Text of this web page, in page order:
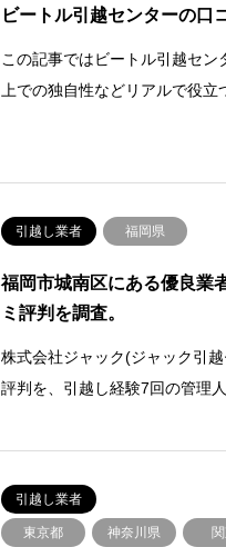
ビートル引越センターの口
この記事ではビートル引越セ
上での独自性などリアルで役
引越し業者 福岡県
福岡市城南区にある優良業
ミ評判を調査。
株式会社ジャック(ジャック引
評判を、引越し経験7回の管理
引越し業者
東京都 神奈川県